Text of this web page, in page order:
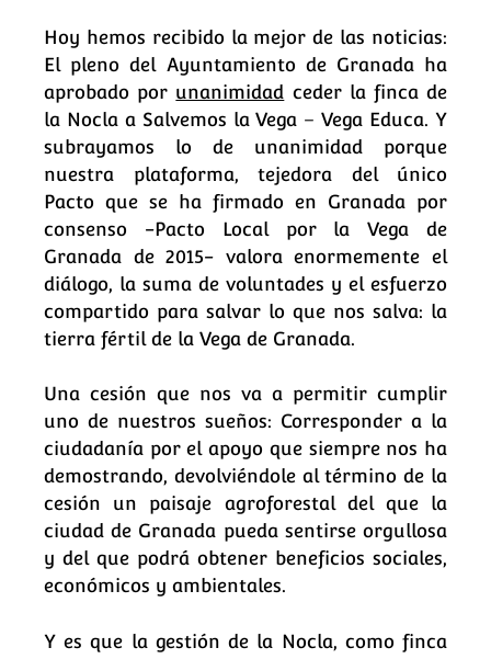
Hoy hemos recibido la mejor de las noticias:
El pleno del Ayuntamiento de Granada ha
aprobado por unanimidad ceder la finca de
la Nocla a Salvemos la Vega – Vega Educa. Y
subrayamos lo de unanimidad porque
nuestra plataforma, tejedora del único
Pacto que se ha firmado en Granada por
consenso -Pacto Local por la Vega de
Granada de 2015- valora enormemente el
diálogo, la suma de voluntades y el esfuerzo
compartido para salvar lo que nos salva: la
tierra fértil de la Vega de Granada.
Una cesión que nos va a permitir cumplir
uno de nuestros sueños: Corresponder a la
ciudadanía por el apoyo que siempre nos ha
demostrando, devolviéndole al término de la
cesión un paisaje agroforestal del que la
ciudad de Granada pueda sentirse orgullosa
y del que podrá obtener beneficios sociales,
económicos y ambientales.
Y es que la gestión de la Nocla, como finca